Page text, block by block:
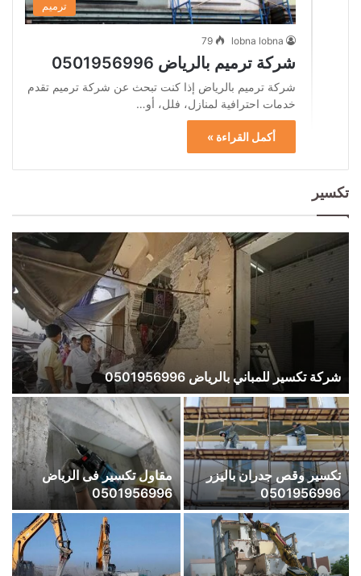
ترميم
lobna lobna
79
شركة ترميم بالرياض 0501956996
شركة ترميم بالرياض إذا كنت تبحث عن شركة ترميم تقدم
خدمات احترافية لمنازل، فلل، أو…
أكمل القراءة »
تكسير
شركة تكسير للمباني بالرياض 0501956996
تكسير وقص جدران باليزر
0501956996
مقاول تكسير فى الرياض
0501956996